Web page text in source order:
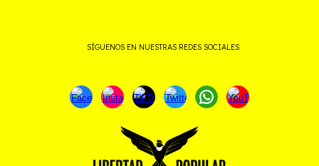
SÍGUENOS EN NUESTRAS REDES SOCIALES